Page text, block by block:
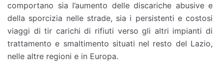
comportano sia l’aumento delle discariche abusive e
della sporcizia nelle strade, sia i persistenti e costosi
viaggi di tir carichi di rifiuti verso gli altri impianti di
trattamento e smaltimento situati nel resto del Lazio,
nelle altre regioni e in Europa.